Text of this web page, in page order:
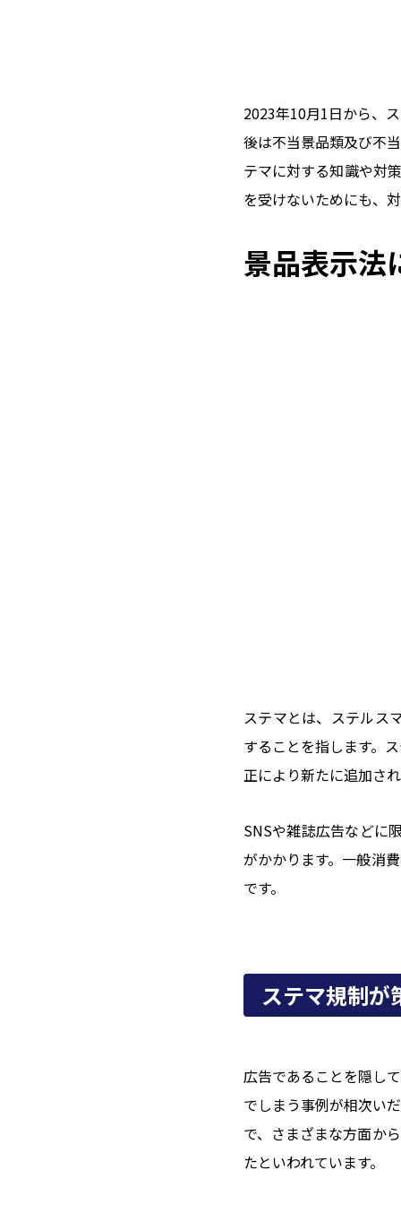
2023年10月1日から、
後は不当景品類及び不
テマに対する知識や対
を受けないためにも、
景品表示法
ステマとは、ステルス
することを指します。
正により新たに追加され
SNSや雑誌広告などに
がかかります。一般消
です。
ステマ規制が
広告であることを隠し
でしまう事例が相次い
で、さまざまな方面か
たといわれています。